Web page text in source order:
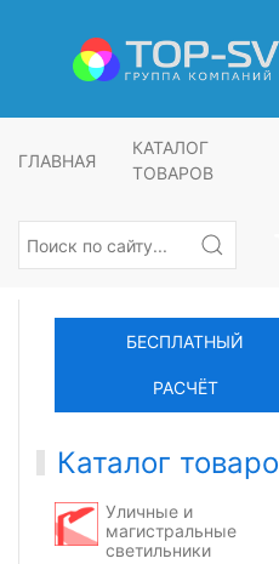
ГЛАВНАЯ
КАТАЛОГ
ТОВАРОВ
БЕСПЛАТНЫЙ
РАСЧЁТ
Каталог
Уличные и
магистральные
светильники